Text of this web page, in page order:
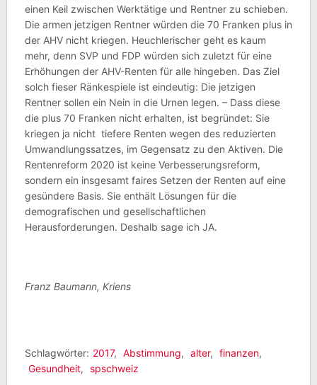
einen Keil zwischen Werktätige und Rentner zu schieben.
Die armen jetzigen Rentner würden die 70 Franken plus in
der AHV nicht kriegen. Heuchlerischer geht es kaum
mehr, denn SVP und FDP würden sich zuletzt für eine
Erhöhungen der AHV-Renten für alle hingeben. Das Ziel
solch fieser Ränkespiele ist eindeutig: Die jetzigen
Rentner sollen ein Nein in die Urnen legen. – Dass diese
die plus 70 Franken nicht erhalten, ist begründet: Sie
kriegen ja nicht tiefere Renten wegen des reduzierten
Umwandlungssatzes, im Gegensatz zu den Aktiven. Die
Rentenreform 2020 ist keine Verbesserungsreform,
sondern ein insgesamt faires Setzen der Renten auf eine
gesündere Basis. Sie enthält Lösungen für die
demografischen und gesellschaftlichen
Herausforderungen. Deshalb sage ich JA.
Franz Baumann, Kriens
Schlagwörter: 2017, Abstimmung, alter, finanzen,
Gesundheit, spschweiz